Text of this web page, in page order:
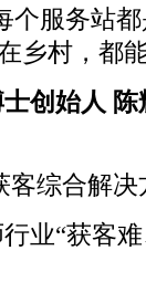
个服务站
乡村，都
创始人 陈
综合解决
业“获客